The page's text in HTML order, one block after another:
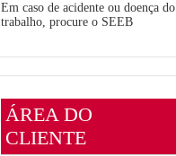
Em caso de acidente ou doença do
trabalho, procure o SEEB
ÁREA DO
CLIENTE